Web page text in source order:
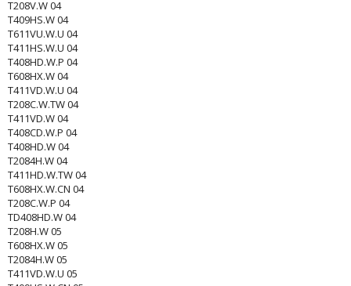
T208V.W 04
T409HS.W 04
T611VU.W.U 04
T411HS.W.U 04
T408HD.W.P 04
T608HX.W 04
T411VD.W.U 04
T208C.W.TW 04
T411VD.W 04
T408CD.W.P 04
T408HD.W 04
T2084H.W 04
T411HD.W.TW 04
T608HX.W.CN 04
T208C.W.P 04
TD408HD.W 04
T208H.W 05
T608HX.W 05
T2084H.W 05
T411VD.W.U 05